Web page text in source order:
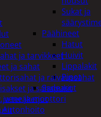
Sukat ja
Päähineet
Hatut
Huivit
Lippalakit
Pipot
Sadeasut
vene ja moottori
Autonhoito
ja tarvikkeet
ja sahat
ja raivaussahat
ja sahapukit
ja teräketjut